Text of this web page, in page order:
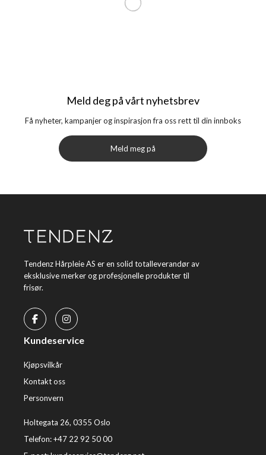
Meld deg på vårt nyhetsbrev
Få nyheter, kampanjer og inspirasjon fra oss rett til din innboks
Meld meg på
Tendenz Hårpleie AS er en solid totalleverandør av
eksklusive merker og profesjonelle produkter til
frisør.
Kundeservice
Kjøpsvilkår
Kontakt oss
Personvern
Holtegata 26, 0355 Oslo
Telefon: +47 22 92 50 00